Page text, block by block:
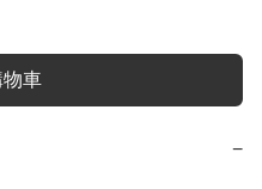
物車
−